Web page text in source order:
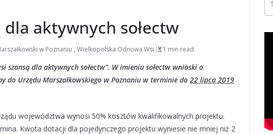
aktywnych sołectw
w Poznaniu , Wielkopolska Odnowa Wsi 1 min read
dla aktywnych sołectw”. W imieniu sołectw wnioski o
do Urzędu Marszałkowskiego w Poznaniu w terminie do 22 lipca 2019
województwa wynosi 50% kosztów kwalifikowalnych projektu.
Kwota dotacji dla pojedynczego projektu wyniesie nie mniej niż 2